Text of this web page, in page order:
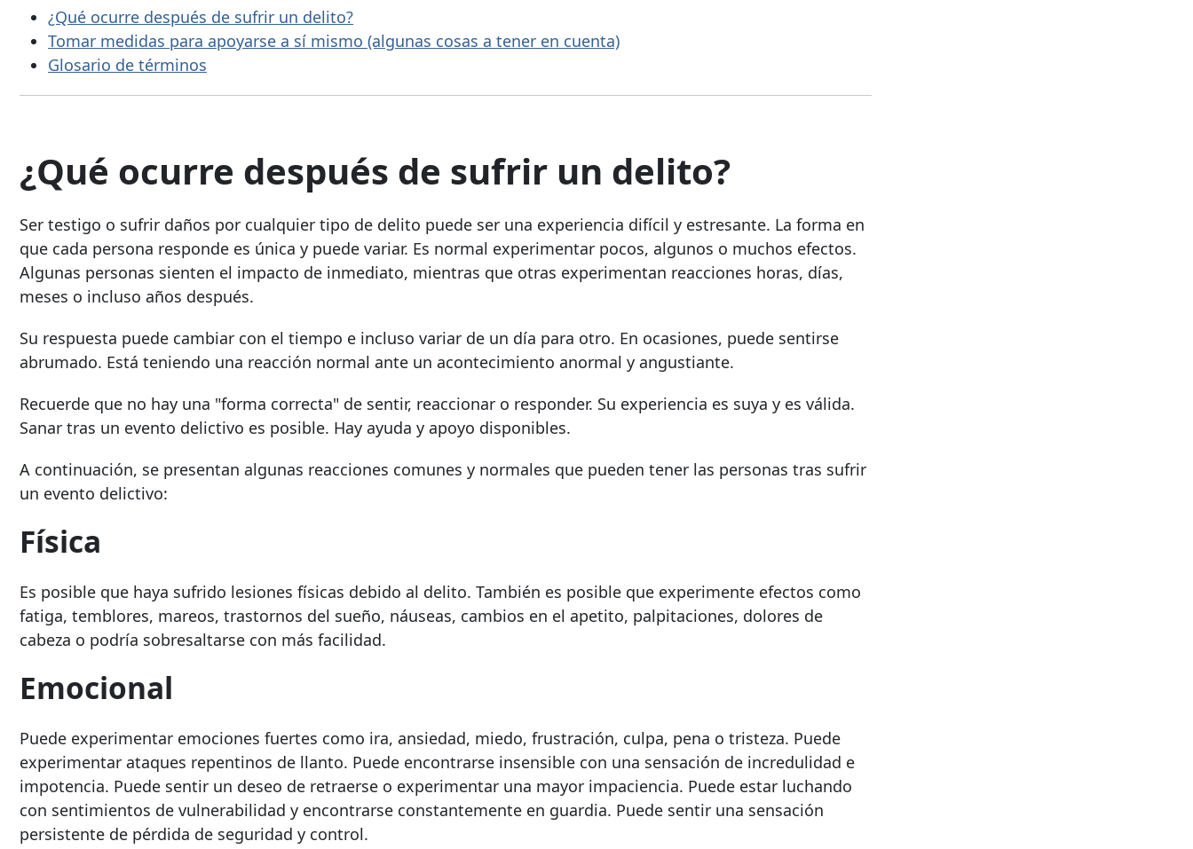
¿Qué ocurre después de sufrir un delito?
Tomar medidas para apoyarse a sí mismo (algunas cosas a tener en cuenta)
Glosario de términos
¿Qué ocurre después de sufrir un delito?
Ser testigo o sufrir daños por cualquier tipo de delito puede ser una experiencia difícil y estresante. La forma en
que cada persona responde es única y puede variar. Es normal experimentar pocos, algunos o muchos efectos.
Algunas personas sienten el impacto de inmediato, mientras que otras experimentan reacciones horas, días,
meses o incluso años después.
Su respuesta puede cambiar con el tiempo e incluso variar de un día para otro. En ocasiones, puede sentirse
abrumado. Está teniendo una reacción normal ante un acontecimiento anormal y angustiante.
Recuerde que no hay una "forma correcta" de sentir, reaccionar o responder. Su experiencia es suya y es válida.
Sanar tras un evento delictivo es posible. Hay ayuda y apoyo disponibles.
A continuación, se presentan algunas reacciones comunes y normales que pueden tener las personas tras sufrir
un evento delictivo:
Física
Es posible que haya sufrido lesiones físicas debido al delito. También es posible que experimente efectos como
fatiga, temblores, mareos, trastornos del sueño, náuseas, cambios en el apetito, palpitaciones, dolores de
cabeza o podría sobresaltarse con más facilidad.
Emocional
Puede experimentar emociones fuertes como ira, ansiedad, miedo, frustración, culpa, pena o tristeza. Puede
experimentar ataques repentinos de llanto. Puede encontrarse insensible con una sensación de incredulidad e
impotencia. Puede sentir un deseo de retraerse o experimentar una mayor impaciencia. Puede estar luchando
con sentimientos de vulnerabilidad y encontrarse constantemente en guardia. Puede sentir una sensación
persistente de pérdida de seguridad y control.